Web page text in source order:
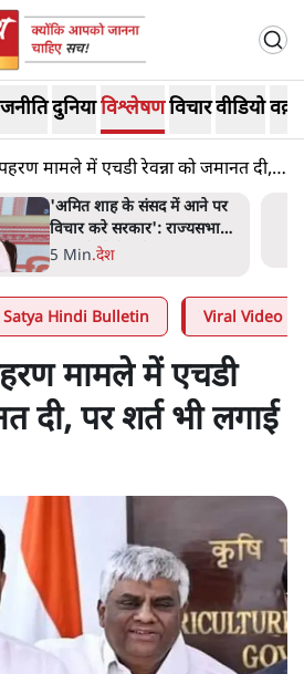
दुनियाविश्लेषणविचारवीडियो
मामले में एचडी रेवन्ना को जमानत दी,
'अमित शाह के संसद में आने पर
विचार करे सरकार': राज्यसभा
सभापति ने केंद्र से कहा
5 Min.देश
Satya Hindi Bulletin Viral Video
मामले में एचडी
दी, पर शर्त भी लगाई